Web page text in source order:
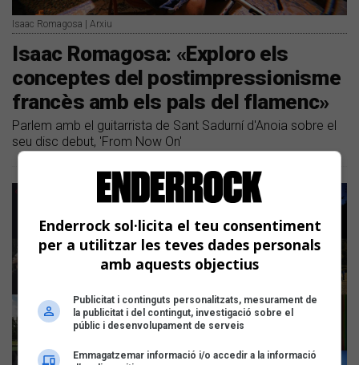
Isaac Romagosa | Arxiu
Isaac Romagosa: «Exploro els
conceptes del postimpressionisme
francès amb els pals del flamenc»
Parlem amb el guitarrista de Sant Sadurní d'Anoia sobre el
seu disc debut, 'From Now On'
Enderrock sol·licita el teu consentiment
per a utilitzar les teves dades personals
amb aquests objectius
Publicitat i continguts personalitzats, mesurament de
la publicitat i del contingut, investigació sobre el
públic i desenvolupament de serveis
Emmagatzemar informació i/o accedir a la informació